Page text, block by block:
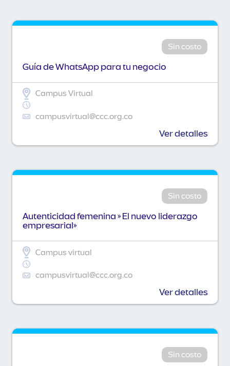
Sin costo
Guía de WhatsApp para tu negocio
Campus Virtual
campusvirtual@ccc.org.co
Ver detalles
Sin costo
Autenticidad femenina » El nuevo liderazgo
empresarial»
Campus virtual
campusvirtual@ccc.org.co
Ver detalles
Sin costo